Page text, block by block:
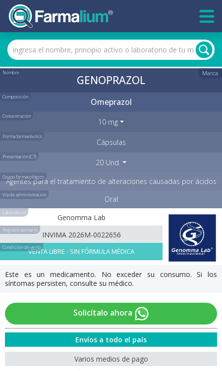
Nombre Marca
GENOPRAZOL
Composición Omeprazol
Concentración
10 mg
Forma farmacéutica
Cápsulas
Presentación (C7)
20 Und.
Grupo farmacológico
Agentes para el tratamiento de alteraciones causadas por ácidos
Vía de administración Oral
Laboratorio
Genomma Lab
Registro sanitario
INVIMA 2026M-0022656
Condición de ventaVENTA LIBRE - SIN FÓRMULA MÉDICA
Este es un medicamento. No exceder su consumo. Si los
síntomas persisten, consulte su médico.
Solicítalo ahora
Envíos a todo el país
Varios medios de pago